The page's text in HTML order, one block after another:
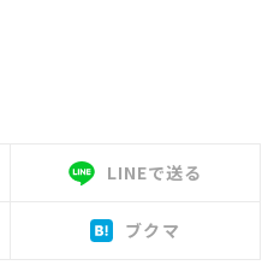
LINEで送る
ブクマ